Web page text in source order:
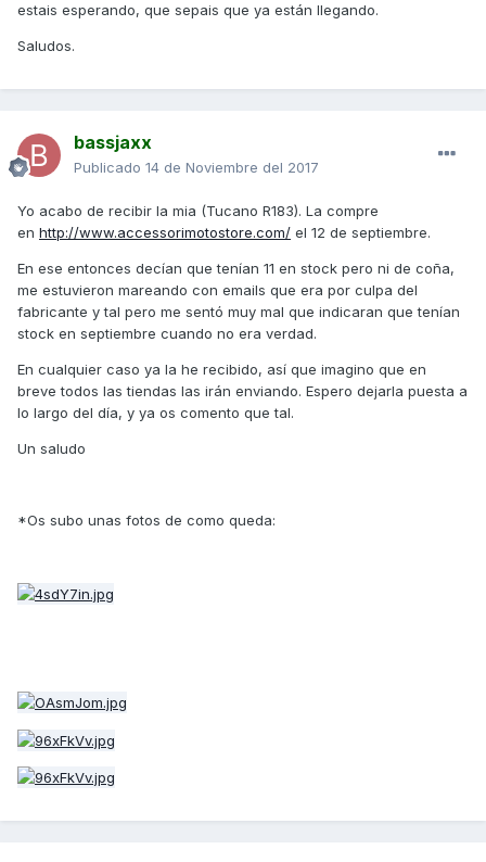
estais esperando, que sepais que ya están llegando.
Saludos.
bassjaxx
Publicado 14 de Noviembre del 2017
Yo acabo de recibir la mia (Tucano R183). La compre
en http://www.accessorimotostore.com/ el 12 de septiembre.
En ese entonces decían que tenían 11 en stock pero ni de coña,
me estuvieron mareando con emails que era por culpa del
fabricante y tal pero me sentó muy mal que indicaran que tenían
stock en septiembre cuando no era verdad.
En cualquier caso ya la he recibido, así que imagino que en
breve todos las tiendas las irán enviando. Espero dejarla puesta a
lo largo del día, y ya os comento que tal.
Un saludo
*Os subo unas fotos de como queda: